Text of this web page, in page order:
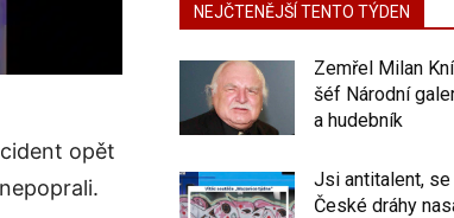
opět
NEJČTENĚJŠÍ TENTO TÝDEN
Zemřel Milan
šéf Národní
a hudebník
Jsi antitalent,
České dráhy